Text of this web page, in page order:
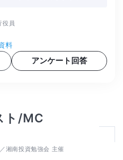
員
料
アンケート回答
ト/MC
湘南投資勉強会 主催